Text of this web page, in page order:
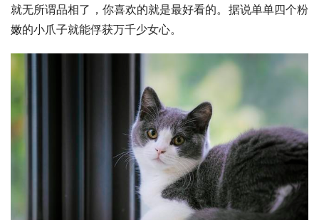
就无所谓品相了，你喜欢的就是最好看的。据说单单四个粉
嫩的小爪子就能俘获万千少女心。